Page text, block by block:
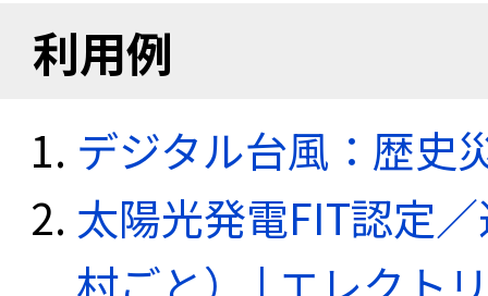
利用例
デジタル台風：歴史
太陽光発電FIT認定